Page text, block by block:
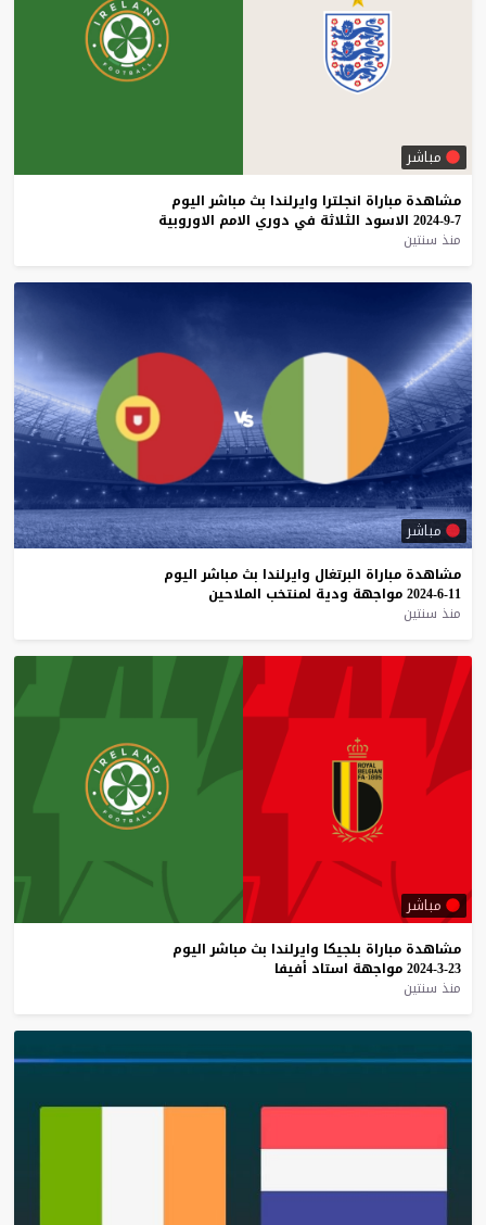
مباشر
مشاهدة مباراة انجلترا وايرلندا بث مباشر اليوم
7-9-2024
الاسود الثلاثة في دوري الامم الاوروبية
منذ سنتين
مباشر
مشاهدة مباراة البرتغال وايرلندا بث مباشر اليوم
11-6-2024
مواجهة ودية لمنتخب الملاحين
منذ سنتين
مباشر
مشاهدة مباراة بلجيكا وايرلندا بث مباشر اليوم
23-3-2024
مواجهة استاد أفيفا
منذ سنتين